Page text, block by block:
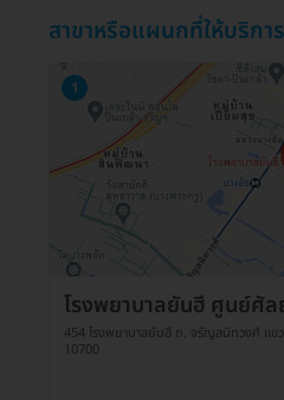
สาขาหรือแผนกที่ให้บริการ
1
โรงพยาบาลยันฮี ศูนย์ศั
454 โรงพยาบาลยันฮี ถ. จรัญสนิทวงศ์ แ
10700